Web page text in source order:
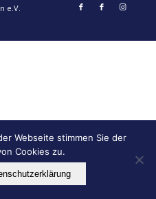
e.V.
Webseite stimmen Sie der
Cookies zu.